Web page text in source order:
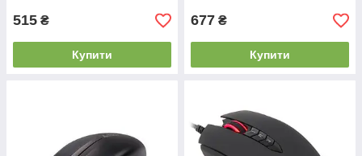
515 ₴
Купити
677 ₴
Купити